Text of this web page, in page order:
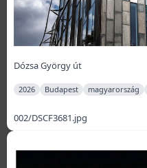
Dózsa György út
2026 Budapest magyarország
002/DSCF3681.jpg